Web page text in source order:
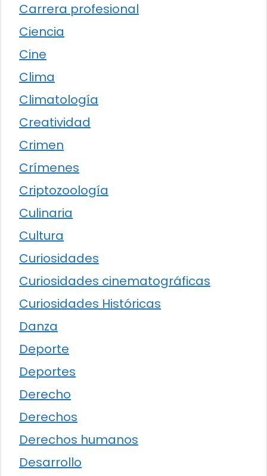
Carrera profesional
Ciencia
Cine
Clima
Climatología
Creatividad
Crimen
Crímenes
Criptozoología
Culinaria
Cultura
Curiosidades
Curiosidades cinematográficas
Curiosidades Históricas
Danza
Deporte
Deportes
Derecho
Derechos
Derechos humanos
Desarrollo